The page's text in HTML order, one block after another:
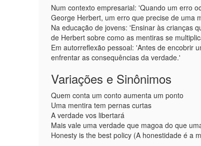
Num contexto empresarial: 'Quando um erro
George Herbert, um erro que precise de uma
Na educação de jovens: 'Ensinar às crianças
de Herbert sobre como as mentiras se
Em autorreflexão pessoal: 'Antes de encobrir
enfrentar as consequências da verdade.'
Variações e Sinônimos
Quem conta um conto aumenta um ponto
Uma mentira tem pernas curtas
A verdade vos libertará
Mais vale uma verdade que magoa do que
Honesty is the best policy (A honestidade é a